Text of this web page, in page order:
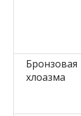
Бронзовая
хлоазма